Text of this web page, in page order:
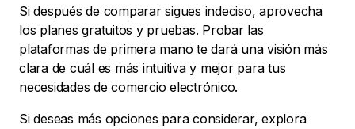
Si después de comparar sigues indeciso, aprovecha
los planes gratuitos y pruebas. Probar las
plataformas de primera mano te dará una visión más
clara de cuál es más intuitiva y mejor para tus
necesidades de comercio electrónico.
Si deseas más opciones para considerar, explora